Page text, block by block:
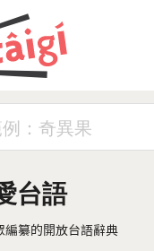
台語
編纂的開放台語辭典